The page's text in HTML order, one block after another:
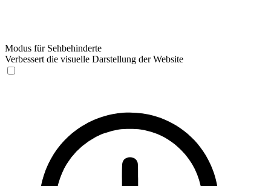
Modus für Sehbehinderte
Verbessert die visuelle Darstellung der Website